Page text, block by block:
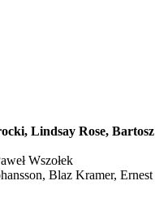
Lindsay Rose, Bartosz
Wszołek
Blaz Kramer, Ernest